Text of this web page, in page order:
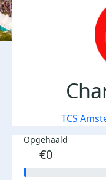
TCS
Opgehaald
€0